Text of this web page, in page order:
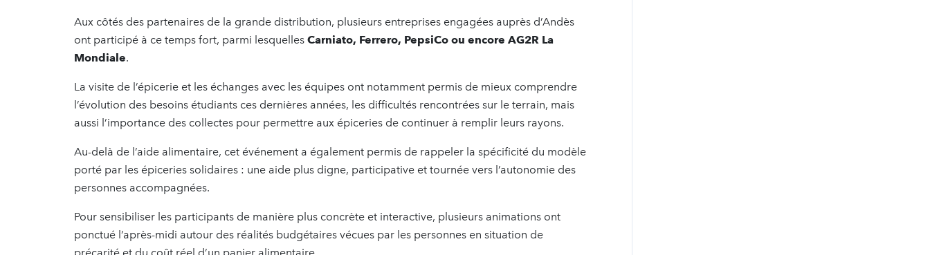
Aux côtés des partenaires de la grande distribution, plusieurs entreprises engagées auprès d’Andès
ont participé à ce temps fort, parmi lesquelles Carniato, Ferrero, PepsiCo ou encore AG2R La
Mondiale.
La visite de l’épicerie et les échanges avec les équipes ont notamment permis de mieux comprendre
l’évolution des besoins étudiants ces dernières années, les difficultés rencontrées sur le terrain, mais
aussi l’importance des collectes pour permettre aux épiceries de continuer à remplir leurs rayons.
Au-delà de l’aide alimentaire, cet événement a également permis de rappeler la spécificité du modèle
porté par les épiceries solidaires : une aide plus digne, participative et tournée vers l’autonomie des
personnes accompagnées.
Pour sensibiliser les participants de manière plus concrète et interactive, plusieurs animations ont
ponctué l’après-midi autour des réalités budgétaires vécues par les personnes en situation de
précarité et du coût réel d’un panier alimentaire.